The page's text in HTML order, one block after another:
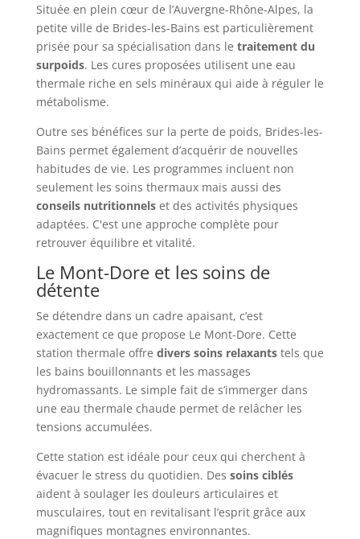
Située en plein cœur de l’Auvergne-Rhône-Alpes, la
petite ville de Brides-les-Bains est particulièrement
prisée pour sa spécialisation dans le traitement du
surpoids. Les cures proposées utilisent une eau
thermale riche en sels minéraux qui aide à réguler le
métabolisme.
Outre ses bénéfices sur la perte de poids, Brides-les-
Bains permet également d’acquérir de nouvelles
habitudes de vie. Les programmes incluent non
seulement les soins thermaux mais aussi des
conseils nutritionnelset des activités physiques
adaptées. C'est une approche complète pour
retrouver équilibre et vitalité.
Le Mont-Dore et les soins de
détente
Se détendre dans un cadre apaisant, c’est
exactement ce que propose Le Mont-Dore. Cette
station thermale offre divers soins relaxantstels que
les bains bouillonnants et les massages
hydromassants. Le simple fait de s’immerger dans
une eau thermale chaude permet de relâcher les
tensions accumulées.
Cette station est idéale pour ceux qui cherchent à
évacuer le stress du quotidien. Des soins ciblés
aident à soulager les douleurs articulaires et
musculaires, tout en revitalisant l’esprit grâce aux
magnifiques montagnes environnantes.